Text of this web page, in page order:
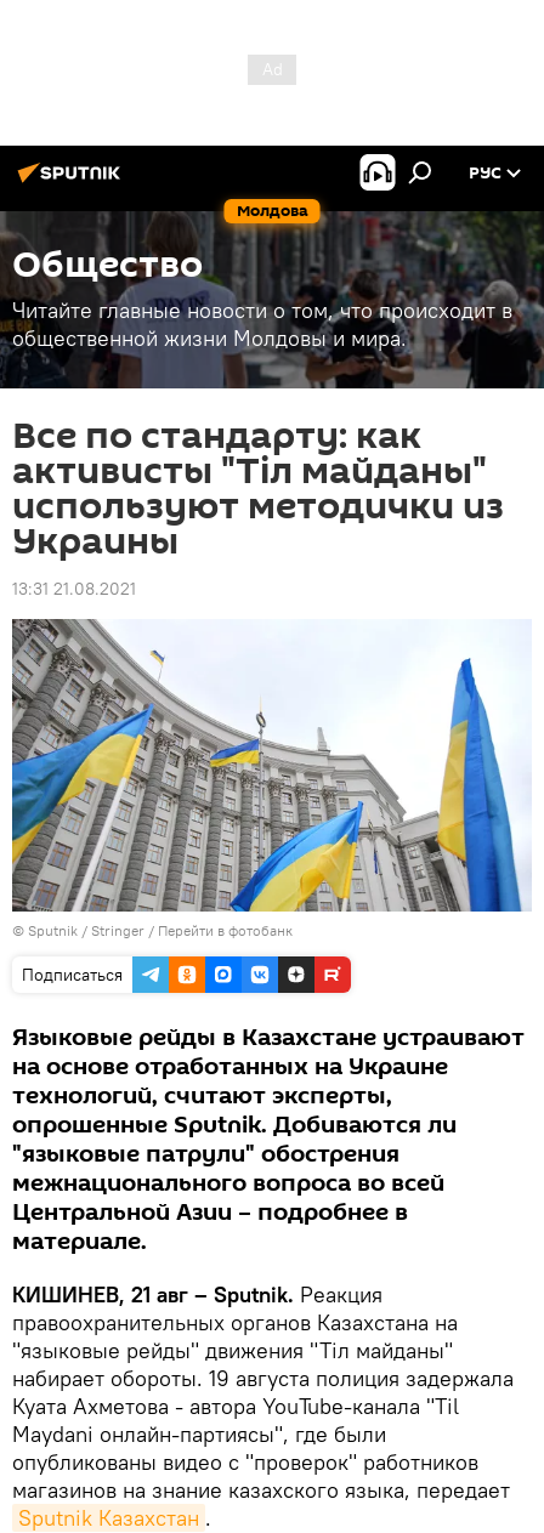
Молдова
РУС
Общество
Читайте главные новости о том, что происходит в
общественной жизни Молдовы и мира.
Все по стандарту: как
активисты "Тіл майданы"
используют методички из
Украины
13:31 21.08.2021
© Sputnik / Stringer / Перейти в фотобанк
Подписаться
Языковые рейды в Казахстане устраивают
на основе отработанных на Украине
технологий, считают эксперты,
опрошенные Sputnik. Добиваются ли
"языковые патрули" обострения
межнационального вопроса во всей
Центральной Азии – подробнее в
материале.
КИШИНЕВ, 21 авг – Sputnik. Реакция
правоохранительных органов Казахстана на
"языковые рейды" движения "Тіл майданы"
набирает обороты. 19 августа полиция задержала
Куата Ахметова - автора YouTube-канала "Til
Maydani онлайн-партиясы", где были
опубликованы видео с "проверок" работников
магазинов на знание казахского языка, передает
Sputnik Казахстан .